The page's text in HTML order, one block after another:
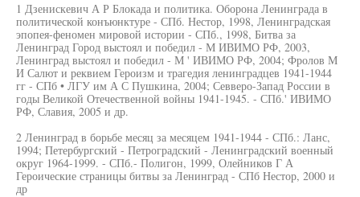
1 Дзенискевич А Р Блокада и политика. Оборона Ленинграда в
политической конъюнктуре - СПб. Нестор, 1998, Ленинградская
эпопея-феномен мировой истории - СПб., 1998, Битва за
Ленинград Город выстоял и победил - М ИВИМО РФ, 2003,
Ленинград выстоял и победил - М ' ИВИМО РФ, 2004; Фролов М
И Салют и реквием Героизм и трагедия ленинградцев 1941-1944
гг - СПб • ЛГУ им А С Пушкина, 2004; Севверо-Запад России в
годы Великой Отечественной войны 1941-1945. - СПб.' ИВИМО
РФ, Славия, 2005 и др.
2 Ленинград в борьбе месяц за месяцем 1941-1944 - СПб.: Ланс,
1994; Петербургский - Петроградский - Ленинградский военный
округ 1964-1999. - СПб.- Полигон, 1999, Олейников Г А
Героические страницы битвы за Ленинград - СПб Нестор, 2000 и
др